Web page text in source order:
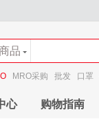
品
铺MRO采购 批发 口罩
心 购物指南